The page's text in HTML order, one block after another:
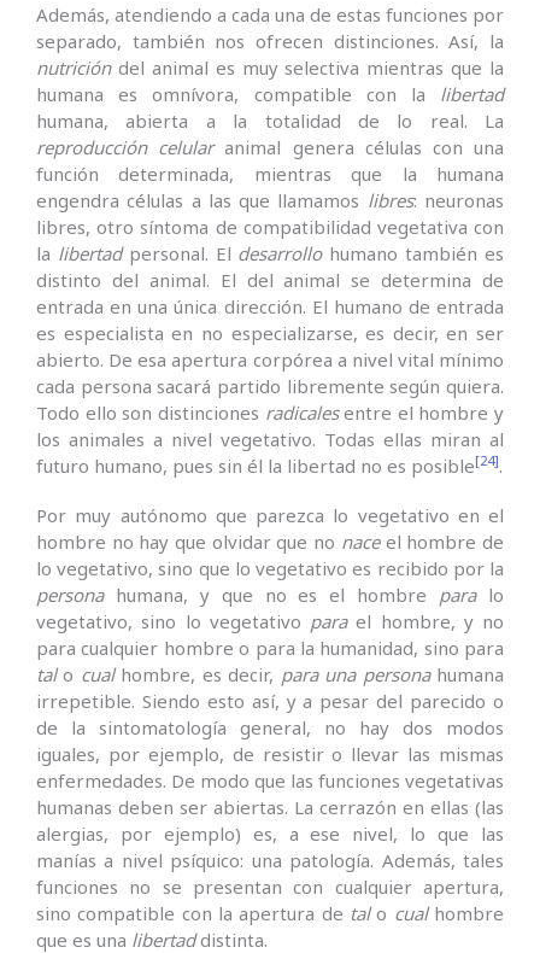
Además, atendiendo a cada una de estas funciones por
separado, también nos ofrecen distinciones. Así, la
nutricióndel animal es muy selectiva mientras que la
humana es omnívora, compatible con la libertad
humana, abierta a la totalidad de lo real. La
reproducción celularanimal genera células con una
función determinada, mientras que la humana
engendra células a las que llamamos libres: neuronas
libres, otro síntoma de compatibilidad vegetativa con
la libertadpersonal. El desarrollohumano también es
distinto del animal. El del animal se determina de
entrada en una única dirección. El humano de entrada
es especialista en no especializarse, es decir, en ser
abierto. De esa apertura corpórea a nivel vital mínimo
cada persona sacará partido libremente según quiera.
Todo ello son distinciones radicalesentre el hombre y
los animales a nivel vegetativo. Todas ellas miran al
futuro humano, pues sin él la libertad no es posible[24].
Por muy autónomo que parezca lo vegetativo en el
hombre no hay que olvidar que no naceel hombre de
lo vegetativo, sino que lo vegetativo es recibido por la
personahumana, y que no es el hombre paralo
vegetativo, sino lo vegetativo parael hombre, y no
para cualquier hombre o para la humanidad, sino para
talo cualhombre, es decir, para una personahumana
irrepetible. Siendo esto así, y a pesar del parecido o
de la sintomatología general, no hay dos modos
iguales, por ejemplo, de resistir o llevar las mismas
enfermedades. De modo que las funciones vegetativas
humanas deben ser abiertas. La cerrazón en ellas (las
alergias, por ejemplo) es, a ese nivel, lo que las
manías a nivel psíquico: una patología. Además, tales
funciones no se presentan con cualquier apertura,
sino compatible con la apertura de talo cualhombre
que es una libertaddistinta.